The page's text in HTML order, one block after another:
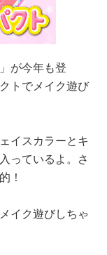
が今年も登
トでメイク遊び
イスカラーとキ
っているよ。さ
！
イク遊びしちゃ